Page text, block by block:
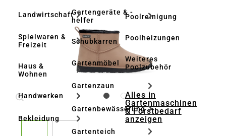
Landwirtschaft
Spielwaren &
Freizeit
Haus &
Wohnen
Handwerken
Bekleidung
Gartengeräte & -
helfer
Schubkarren
Gartenmöbel
Gartenzaun
Gartenbewässerung
Gartenteich
Poolreinigung
Poolheizungen
Weiteres
Poolzubehör
Alles in
Gartenmaschinen
& Forstbedarf
anzeigen